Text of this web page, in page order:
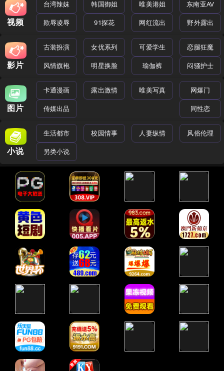
视频
台湾辣妹 韩国御姐 唯美港姐 东南亚AV
欺辱凌辱 91探花 网红流出 野外露出
影片
古装扮演 女优系列 可爱学生 恋腿狂魔
风情旗袍 明星换脸 瑜伽裤 闷骚护士
图片
卡通漫画 露出激情 唯美写真 网爆门
传媒出品 同性恋
小说
生活都市 校园情事 人妻纵情 风俗伦理
另类小说